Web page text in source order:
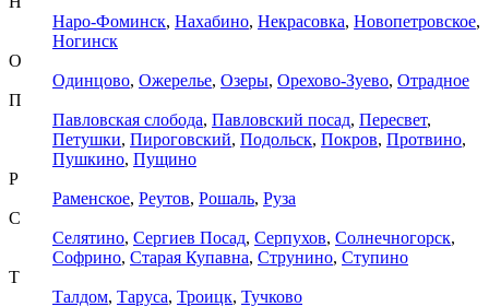
Наро-Фоминск, Нахабино, Некрасовка, Новопетровское,
Ногинск
О
Одинцово, Ожерелье, Озеры, Орехово-Зуево, Отрадное
П
Павловская слобода, Павловский посад, Пересвет,
Петушки, Пироговский, Подольск, Покров, Протвино,
Пушкино, Пущино
Р
Раменское, Реутов, Рошаль, Руза
С
Селятино, Сергиев Посад, Серпухов, Солнечногорск,
Софрино, Старая Купавна, Струнино, Ступино
Т
Талдом, Таруса, Троицк, Тучково